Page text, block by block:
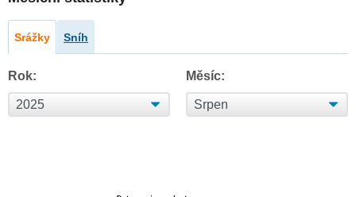
Srážky Sníh
Rok: Měsíc: